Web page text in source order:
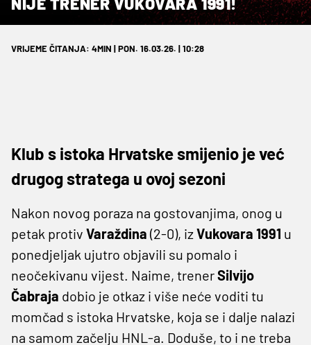
VRIJEME ČITANJA: 4MIN | PON. 16.03.26. | 10:28
Klub s istoka Hrvatske smijenio je već
drugog stratega u ovoj sezoni
Nakon novog poraza na gostovanjima, onog u
petak protiv Varaždina (2-0), izVukovara 1991 u
ponedjeljak ujutro objavili su pomalo i
neočekivanu vijest. Naime, trenerSilvijo
Čabraja dobio je otkaz i više neće voditi tu
momčad s istoka Hrvatske, koja se i dalje nalazi
na samom začelju HNL-a. Doduše, to i ne treba